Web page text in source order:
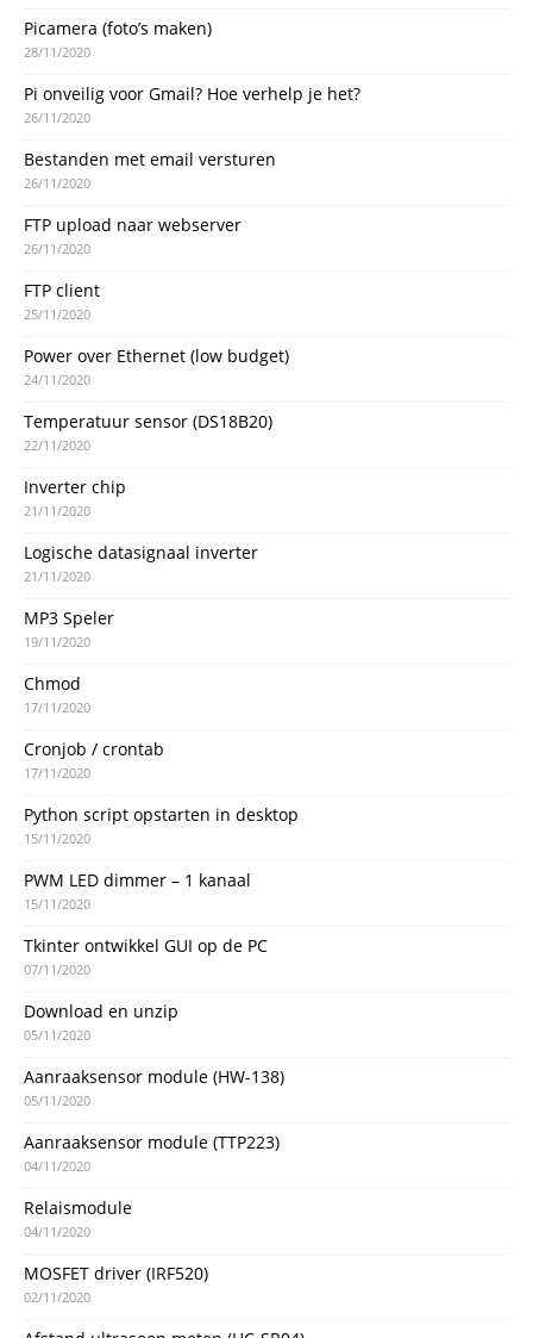
Picamera (foto’s maken)
28/11/2020
Pi onveilig voor Gmail? Hoe verhelp je het?
26/11/2020
Bestanden met email versturen
26/11/2020
FTP upload naar webserver
26/11/2020
FTP client
25/11/2020
Power over Ethernet (low budget)
24/11/2020
Temperatuur sensor (DS18B20)
22/11/2020
Inverter chip
21/11/2020
Logische datasignaal inverter
21/11/2020
MP3 Speler
19/11/2020
Chmod
17/11/2020
Cronjob / crontab
17/11/2020
Python script opstarten in desktop
15/11/2020
PWM LED dimmer – 1 kanaal
15/11/2020
Tkinter ontwikkel GUI op de PC
07/11/2020
Download en unzip
05/11/2020
Aanraaksensor module (HW-138)
05/11/2020
Aanraaksensor module (TTP223)
04/11/2020
Relaismodule
04/11/2020
MOSFET driver (IRF520)
02/11/2020